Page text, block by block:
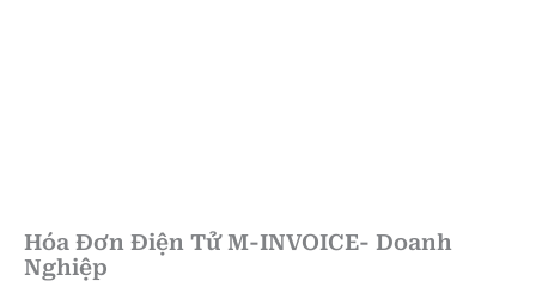
Hóa Đơn Điện Tử M-INVOICE- Doanh
Nghiệp